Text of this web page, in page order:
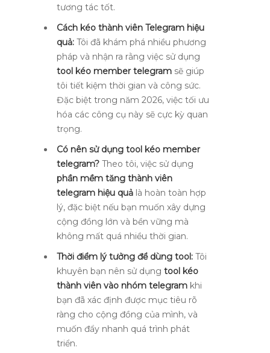
tương tác tốt.
Cách kéo thành viên Telegram hiệu
quả: Tôi đã khám phá nhiều phương
pháp và nhận ra rằng việc sử dụng
tool kéo member telegram sẽ giúp
tôi tiết kiệm thời gian và công sức.
Đặc biệt trong năm 2026, việc tối ưu
hóa các công cụ này sẽ cực kỳ quan
trọng.
Có nên sử dụng tool kéo member
telegram? Theo tôi, việc sử dụng
phần mềm tăng thành viên
telegram hiệu quả là hoàn toàn hợp
lý, đặc biệt nếu bạn muốn xây dựng
cộng đồng lớn và bền vững mà
không mất quá nhiều thời gian.
Thời điểm lý tưởng để dùng tool: Tôi
khuyên bạn nên sử dụng tool kéo
thành viên vào nhóm telegram khi
bạn đã xác định được mục tiêu rõ
ràng cho cộng đồng của mình, và
muốn đẩy nhanh quá trình phát
triển.